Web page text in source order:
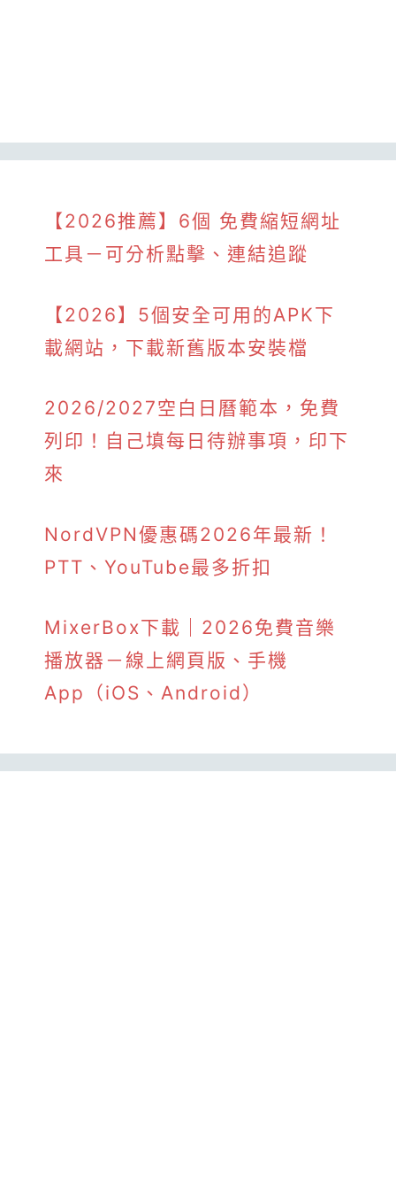
【2026推薦】6個 免費縮短網址
工具－可分析點擊、連結追蹤
【2026】5個安全可用的APK下
載網站，下載新舊版本安裝檔
2026/2027空白日曆範本，免費
列印！自己填每日待辦事項，印下
來
NordVPN優惠碼2026年最新！
PTT、YouTube最多折扣
MixerBox下載｜2026免費音樂
播放器－線上網頁版、手機
App（iOS、Android）